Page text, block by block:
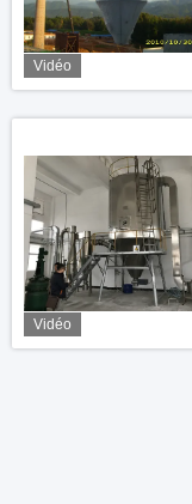
Vidéo
Vidéo